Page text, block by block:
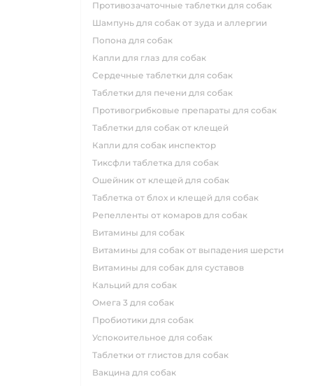
противозачаточные таблетки для собак
шампунь для собак от зуда и аллергии
попона для собак
капли для глаз для собак
сердечные таблетки для собак
таблетки для печени для собак
противогрибковые препараты для собак
таблетки для собак от клещей
капли для собак инспектор
тиксфли таблетка для собак
ошейник от клещей для собак
таблетка от блох и клещей для собак
репелленты от комаров для собак
витамины для собак
витамины для собак от выпадения шерсти
витамины для собак для суставов
кальций для собак
омега 3 для собак
пробиотики для собак
успокоительное для собак
таблетки от глистов для собак
вакцина для собак